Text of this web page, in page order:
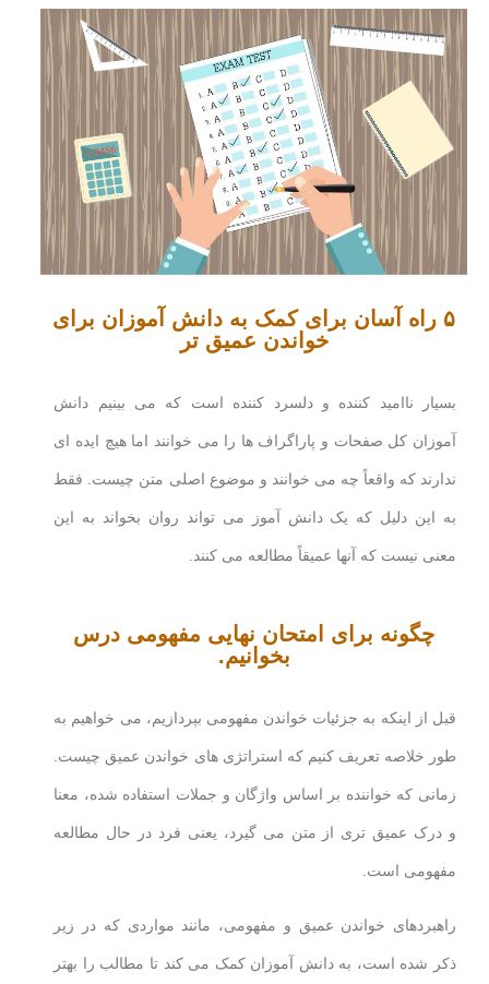
۵ راه آسان برای کمک به دانش آموزان برای
خواندن عمیق تر
بسیار ناامید کننده و دلسرد کننده است که می بینیم دانش
آموزان کل صفحات و پاراگراف ها را می خوانند اما هیچ ایده ای
ندارند که واقعاً چه می خوانند و موضوع اصلی متن چیست. فقط
به این دلیل که یک دانش آموز می تواند روان بخواند به این
معنی نیست که آنها عمیقاً مطالعه می کنند.
چگونه برای امتحان نهایی مفهومی درس
بخوانیم.
قبل از اینکه به جزئیات خواندن مفهومی بپردازیم، می خواهیم به
طور خلاصه تعریف کنیم که استراتژی های خواندن عمیق چیست.
زمانی که خواننده بر اساس واژگان و جملات استفاده شده، معنا
و درک عمیق تری از متن می گیرد، یعنی فرد در حال مطالعه
مفهومی است.
راهبردهای خواندن عمیق و مفهومی، مانند مواردی که در زیر
ذکر شده است، به دانش آموزان کمک می کند تا مطالب را بهتر